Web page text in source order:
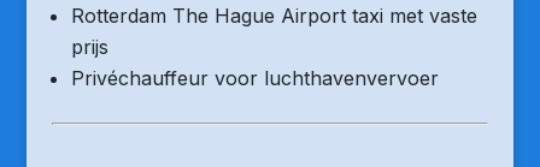
Rotterdam The Hague Airport taxi met vaste
prijs
Privéchauffeur voor luchthavenvervoer